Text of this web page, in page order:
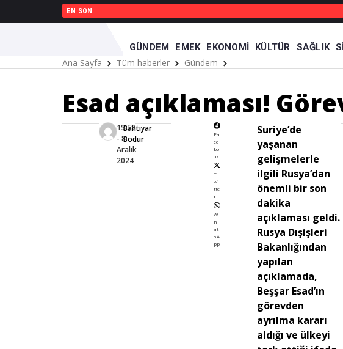
EN SON
GÜNDEM EMEK EKONOMI KÜLTÜR SAĞLIK
Ana Sayfa Tüm haberler Gündem
Esad açıklaması!
Bahtiyar
Bodur
15:59
- 8
Aralık
2024
Fa
ce
bo
ok
T
wi
tte
r
W
h
at
sA
pp
Suriye’de
yaşanan
gelişmelerle
ilgili Rusya’dan
önemli bir son
dakika
açıklaması geldi.
Rusya Dışişleri
Bakanlığından
yapılan
açıklamada,
Beşşar Esad’ın
görevden
ayrılma kararı
aldığı ve ülkeyi